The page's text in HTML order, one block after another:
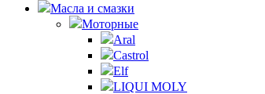
Масла и смазки
Моторные
Aral
Castrol
Elf
LIQUI MOLY